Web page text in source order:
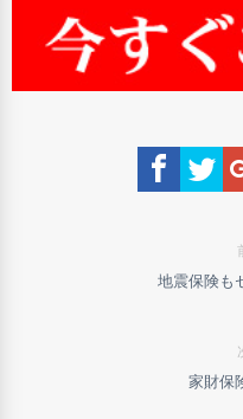
地震保険も
家財保